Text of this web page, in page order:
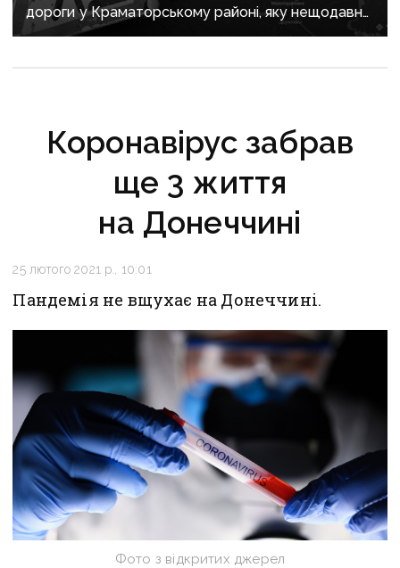
дороги у Краматорському районі, яку нещодавно
вже ремонтували
Коронавірус забрав
ще 3 життя
на Донеччині
25 лютого 2021 р., 10:01
Пандемія не вщухає на Донеччині.
Фото з відкритих джерел